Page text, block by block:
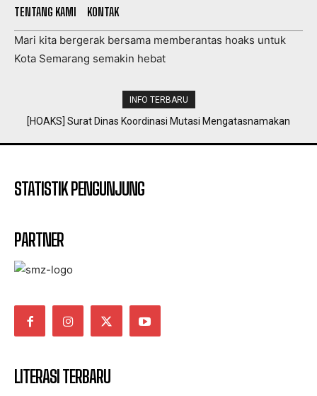
TENTANG KAMI
KONTAK
Mari kita bergerak bersama memberantas hoaks untuk
Kota Semarang semakin hebat
INFO TERBARU
[HOAKS] Surat Dinas Koordinasi Mutasi Mengatasnamakan
STATISTIK PENGUNJUNG
PARTNER
LITERASI TERBARU